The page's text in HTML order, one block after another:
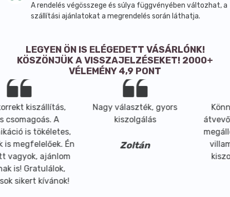
A rendelés végösszege és súlya függvényében változhat, a
szállítási ajánlatokat a megrendelés során láthatja.
LEGYEN ÖN IS ELÉGEDETT VÁSÁRLÓNK!
KÖSZÖNJÜK A VISSZAJELZÉSEKET! 2000+
VÉLEMÉNY 4,9 PONT
A
Én
Nagy választék, gyors
Zoltán
Könnyen
átvevőhely a 4-es
megállónál vagy a
villamossal..
kiszolgálás